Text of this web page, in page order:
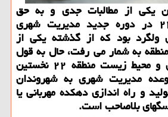
یكی از مطالبات جدی و به حق
شهروندان منطقه ۲۲ در دوره جدید مدیریت شهری
بود كه از گذشته یكی از
به شمار می رفت، حال به قول
معاون خدمات شهری و محیط زیست منطقه ۲۲ نخستین
مدیریت شهری به شهروندان
و راه اندازی دهكده مهربانی یا
بلاصاحب است.